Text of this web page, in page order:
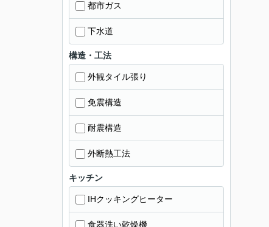
都市ガス
下水道
構造・工法
外観タイル張り
免震構造
耐震構造
外断熱工法
キッチン
IHクッキングヒーター
食器洗い乾燥機